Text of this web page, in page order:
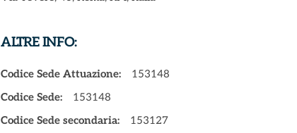
ALTRE INFO:
Codice Sede Attuazione:
153148
Codice Sede:
153148
Codice Sede secondaria:
153127